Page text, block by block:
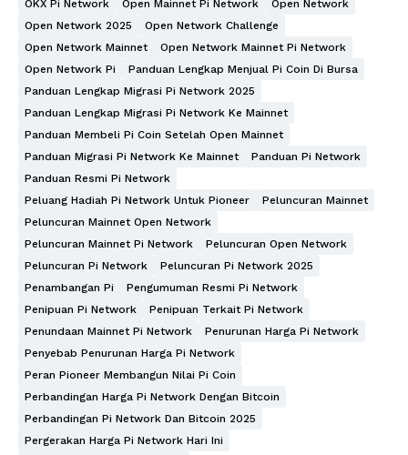
OKX Pi Network Open Mainnet Pi Network
Open Network
Open Network 2025
Open Network Challenge
Open Network Mainnet
Open Network Mainnet Pi Network
Open Network Pi
Panduan Lengkap Menjual Pi Coin Di Bursa
Panduan Lengkap Migrasi Pi Network 2025
Panduan Lengkap Migrasi Pi Network Ke Mainnet
Panduan Membeli Pi Coin Setelah Open Mainnet
Panduan Migrasi Pi Network Ke Mainnet
Panduan Pi Network
Panduan Resmi Pi Network
Peluang Hadiah Pi Network Untuk Pioneer
Peluncuran Mainnet
Peluncuran Mainnet Open Network
Peluncuran Mainnet Pi Network
Peluncuran Open Network
Peluncuran Pi Network
Peluncuran Pi Network 2025
Penambangan Pi
Pengumuman Resmi Pi Network
Penipuan Pi Network
Penipuan Terkait Pi Network
Penundaan Mainnet Pi Network
Penurunan Harga Pi Network
Penyebab Penurunan Harga Pi Network
Peran Pioneer Membangun Nilai Pi Coin
Perbandingan Harga Pi Network Dengan Bitcoin
Perbandingan Pi Network Dan Bitcoin 2025
Pergerakan Harga Pi Network Hari Ini